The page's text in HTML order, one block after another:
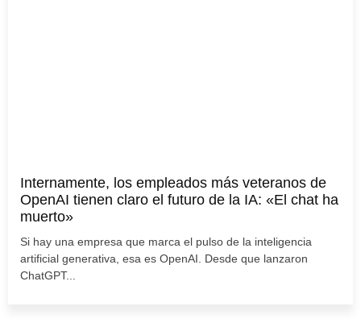
Internamente, los empleados más veteranos de
OpenAI tienen claro el futuro de la IA: «El chat ha
muerto»
Si hay una empresa que marca el pulso de la inteligencia
artificial generativa, esa es OpenAI. Desde que lanzaron
ChatGPT...